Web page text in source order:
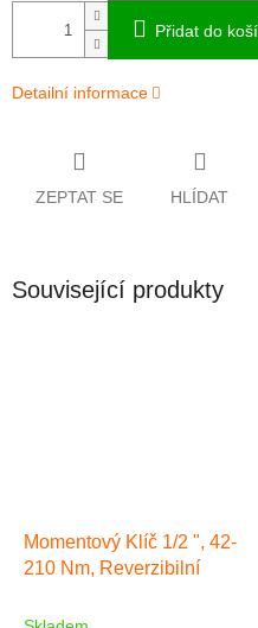
Přidat do
Detailní informace
ZEPTAT SE HLÍDAT
Související produkty
Momentový Klíč 1/2 ", 42-
210 Nm, Reverzibilní